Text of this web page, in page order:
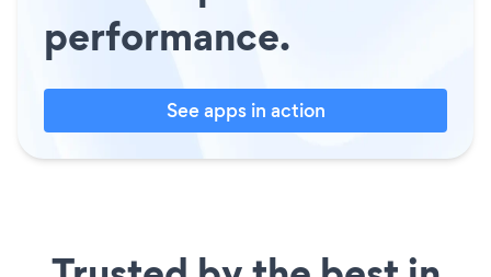
performance.
See apps in action